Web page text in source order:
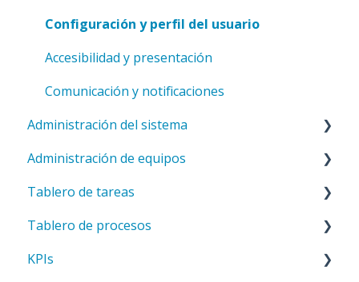
Configuración y perfil del usuario
Accesibilidad y presentación
Comunicación y notificaciones
Administración del sistema
Configuración del sistema
Modelos
Administración de usuarios
Estructura del equipo
Administración de equipos
Configuraciones generales del equipo
Configuración de pestañas y tableros
Tablero de tareas
Introducción al grupo de trabajo
KPIs CORE en el tablón de tareas
Tablero de procesos
Junta del proceso de introducción
KPIs